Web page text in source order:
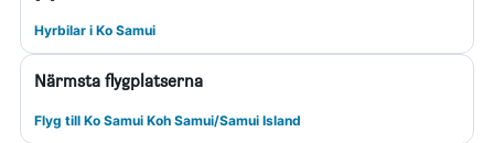
Hyrbilar i Ko Samui
Närmsta flygplatserna
Flyg till Ko Samui Koh Samui/Samui Island